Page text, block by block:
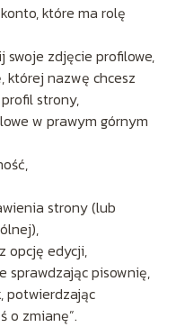
które ma rolę
zdjęcie profilowe,
której nazwę chcesz
strony,
w prawym górnym
strony (lub
opcję edycji,
sprawdzając pisownię,
potwierdzając
o zmianę”.